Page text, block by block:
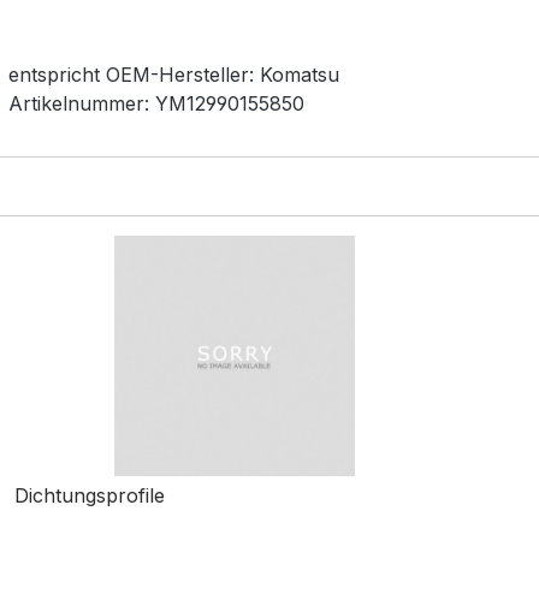
entspricht OEM-Hersteller: Komatsu
Artikelnummer: YM12990155850
Dichtungsprofile